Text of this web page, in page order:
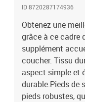
ID 8720287174936
Obtenez une
grâce à ce cadre
supplément
coucher. Tissu
aspect simple et
durable.Pieds de
pieds robustes,